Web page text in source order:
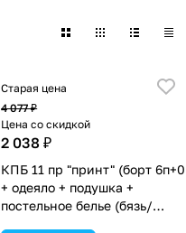
Старая цена
4 077 ₽
Цена со скидкой
2 038 ₽
КПБ 11 пр "принт" (борт 6п+0
+ одеяло + подушка +
постельное белье (бязь/